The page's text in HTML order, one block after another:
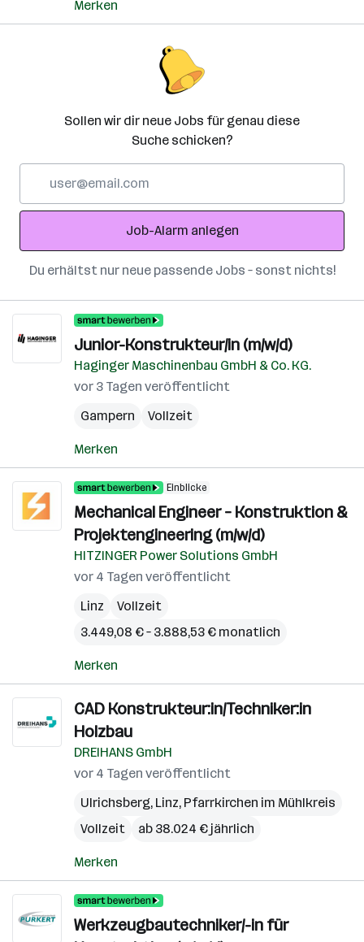
Merken
Sollen wir dir neue Jobs für genau diese
Suche schicken?
Adresse
Job-Alarm anlegen
Du erhältst nur neue passende Jobs – sonst nichts!
Junior-Konstrukteur/in (m/w/d)
Haginger Maschinenbau GmbH & Co. KG.
vor 3 Tagen veröffentlicht
Gampern
Vollzeit
Merken
Einblicke
Mechanical Engineer – Konstruktion &
Projektengineering (m/w/d)
HITZINGER Power Solutions GmbH
vor 4 Tagen veröffentlicht
Linz
Vollzeit
3.449,08 € – 3.888,53 € monatlich
Merken
CAD Konstrukteur:in/Techniker:in
Holzbau
DREIHANS GmbH
vor 4 Tagen veröffentlicht
Ulrichsberg, Linz, Pfarrkirchen im Mühlkreis
Vollzeit
ab 38.024 € jährlich
Merken
Werkzeugbautechniker/-in für